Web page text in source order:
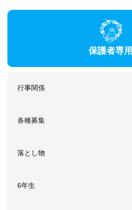
保護者専用
行事関係
各種募集
落とし物
6年生